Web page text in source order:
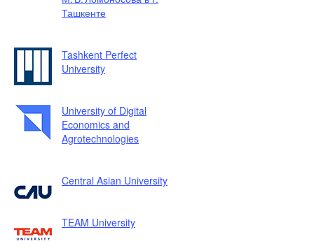
Ташкенте
Tashkent Perfect
University
University of Digital
Economics and
Agrotechnologies
Central Asian University
TEAM University